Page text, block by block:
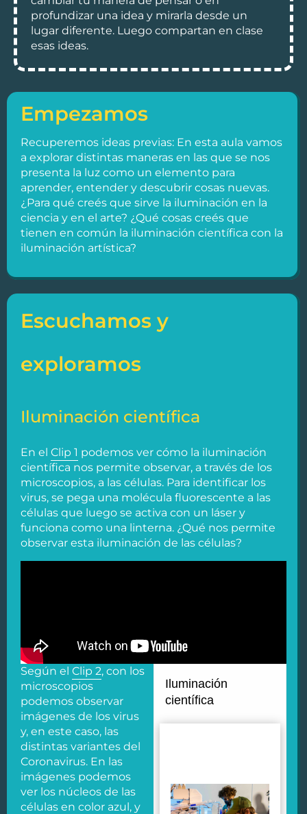
profundizar una idea y mirarla desde un
lugar diferente. Luego compartan en clase
esas ideas.
Empezamos
Recuperemos ideas previas: En esta aula vamos
a explorar distintas maneras en las que se nos
presenta la luz como un elemento para
aprender, entender y descubrir cosas nuevas.
¿Para qué creés que sirve la iluminación en la
ciencia y en el arte? ¿Qué cosas creés que
tienen en común la iluminación científica con la
iluminación artística?
Escuchamos y
exploramos
Iluminación científica
En el Clip 1 podemos ver cómo la iluminación
científica nos permite observar, a través de los
microscopios, a las células. Para identificar los
virus, se pega una molécula fluorescente a las
células que luego se activa con un láser y
funciona como una linterna. ¿Qué nos permite
observar esta iluminación de las células?
Según el Clip 2, con los
microscopios
podemos observar
imágenes de los virus
y, en este caso, las
distintas variantes del
Coronavirus. En las
imágenes podemos
ver los núcleos de las
células en color azul, y